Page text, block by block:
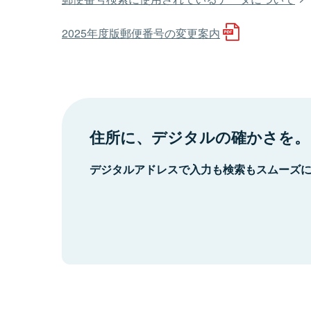
2025年度版郵便番号の変更案内
住所に、デジタルの確かさを。
デジタルアドレスで入力も検索もスムーズ